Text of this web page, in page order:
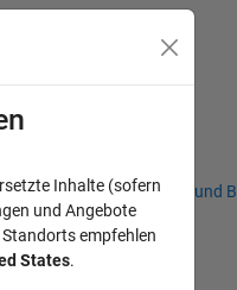
Studierende und
Inhalte (sofern
und Angebote
empfehlen
States.